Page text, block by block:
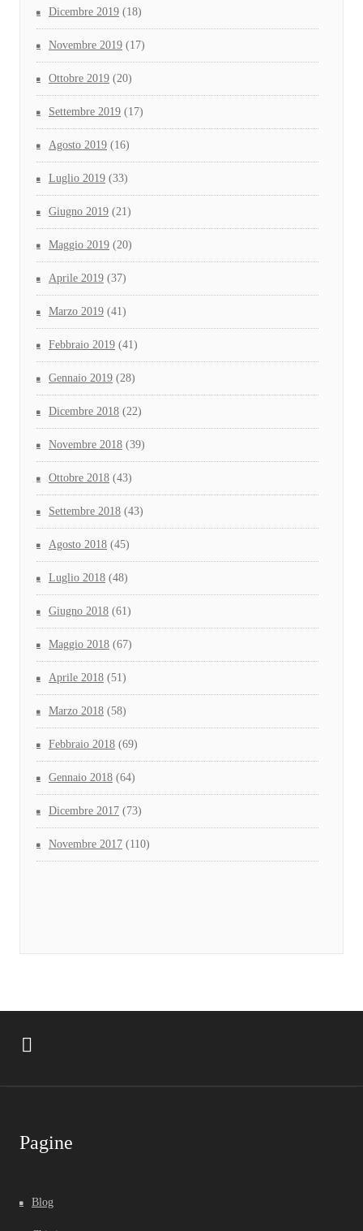
Dicembre 2019 (18)
Novembre 2019 (17)
Ottobre 2019 (20)
Settembre 2019 (17)
Agosto 2019 (16)
Luglio 2019 (33)
Giugno 2019 (21)
Maggio 2019 (20)
Aprile 2019 (37)
Marzo 2019 (41)
Febbraio 2019 (41)
Gennaio 2019 (28)
Dicembre 2018 (22)
Novembre 2018 (39)
Ottobre 2018 (43)
Settembre 2018 (43)
Agosto 2018 (45)
Luglio 2018 (48)
Giugno 2018 (61)
Maggio 2018 (67)
Aprile 2018 (51)
Marzo 2018 (58)
Febbraio 2018 (69)
Gennaio 2018 (64)
Dicembre 2017 (73)
Novembre 2017 (110)
Pagine
Blog